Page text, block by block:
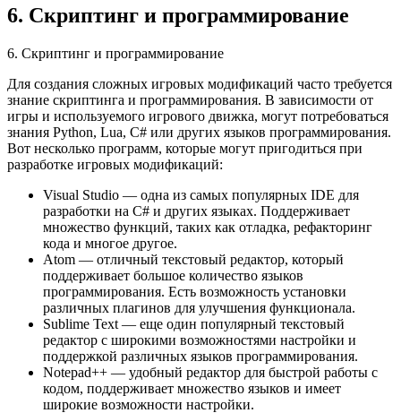
6. Скриптинг и программирование
6. Скриптинг и программирование
Для создания сложных игровых модификаций часто требуется
знание скриптинга и программирования. В зависимости от
игры и используемого игрового движка, могут потребоваться
знания Python, Lua, C# или других языков программирования.
Вот несколько программ, которые могут пригодиться при
разработке игровых модификаций:
Visual Studio — одна из самых популярных IDE для
разработки на C# и других языках. Поддерживает
множество функций, таких как отладка, рефакторинг
кода и многое другое.
Atom — отличный текстовый редактор, который
поддерживает большое количество языков
программирования. Есть возможность установки
различных плагинов для улучшения функционала.
Sublime Text — еще один популярный текстовый
редактор с широкими возможностями настройки и
поддержкой различных языков программирования.
Notepad++ — удобный редактор для быстрой работы с
кодом, поддерживает множество языков и имеет
широкие возможности настройки.